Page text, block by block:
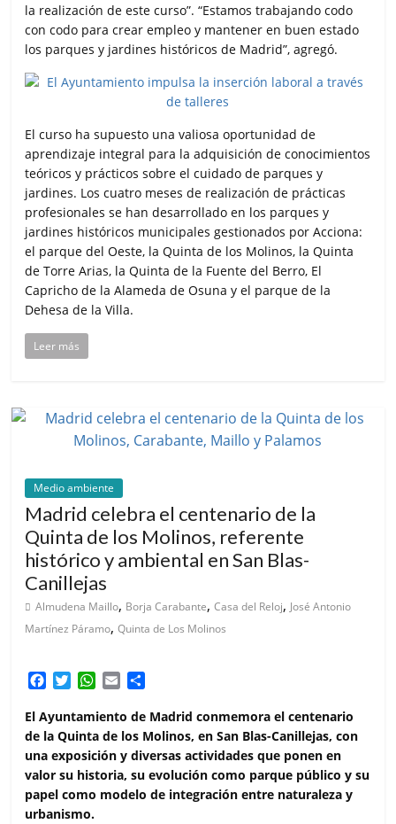
la realización de este curso”. “Estamos trabajando codo
con codo para crear empleo y mantener en buen estado
los parques y jardines históricos de Madrid”, agregó.
El curso ha supuesto una valiosa oportunidad de
aprendizaje integral para la adquisición de conocimientos
teóricos y prácticos sobre el cuidado de parques y
jardines. Los cuatro meses de realización de prácticas
profesionales se han desarrollado en los parques y
jardines históricos municipales gestionados por Acciona:
el parque del Oeste, la Quinta de los Molinos, la Quinta
de Torre Arias, la Quinta de la Fuente del Berro, El
Capricho de la Alameda de Osuna y el parque de la
Dehesa de la Villa.
Leer más
Medio ambiente
Madrid celebra el centenario de la
Quinta de los Molinos, referente
histórico y ambiental en San Blas-
Canillejas
Almudena Maillo, Borja Carabante,Casa del Reloj, José Antonio
Martínez Páramo,Quinta de Los Molinos
c
e
b
o
o
k
i
t
t
e
r
W
a
t
s
A
p
p
a
i
l
m
p
a
r
i
El Ayuntamiento de Madrid conmemora el centenario
de la Quinta de los Molinos, en San Blas-Canillejas, con
una exposición y diversas actividades que ponen en
valor su historia, su evolución como parque público y su
papel como modelo de integración entre naturaleza y
urbanismo.